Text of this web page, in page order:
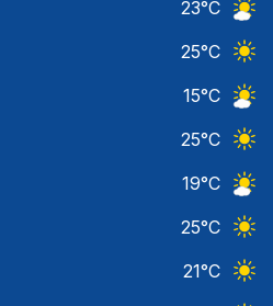
23°C
25°C
15°C
25°C
19°C
25°C
21°C